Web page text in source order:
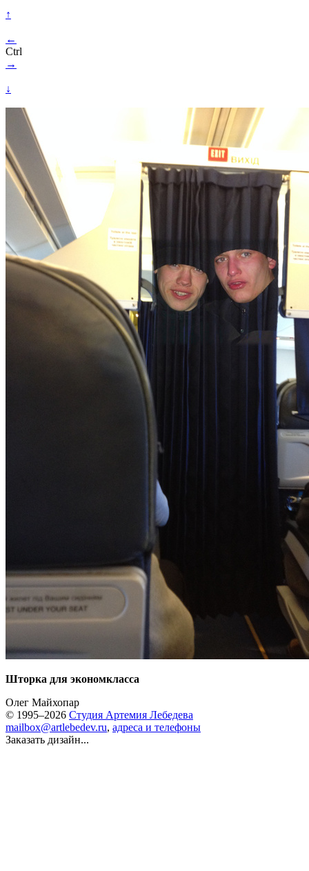
↑
←
Ctrl
→
↓
Шторка для экономкласса
Олег Майхопар
© 1995–2026 Студия Артемия Лебедева
mailbox@artlebedev.ru, адреса и телефоны
Заказать дизайн...